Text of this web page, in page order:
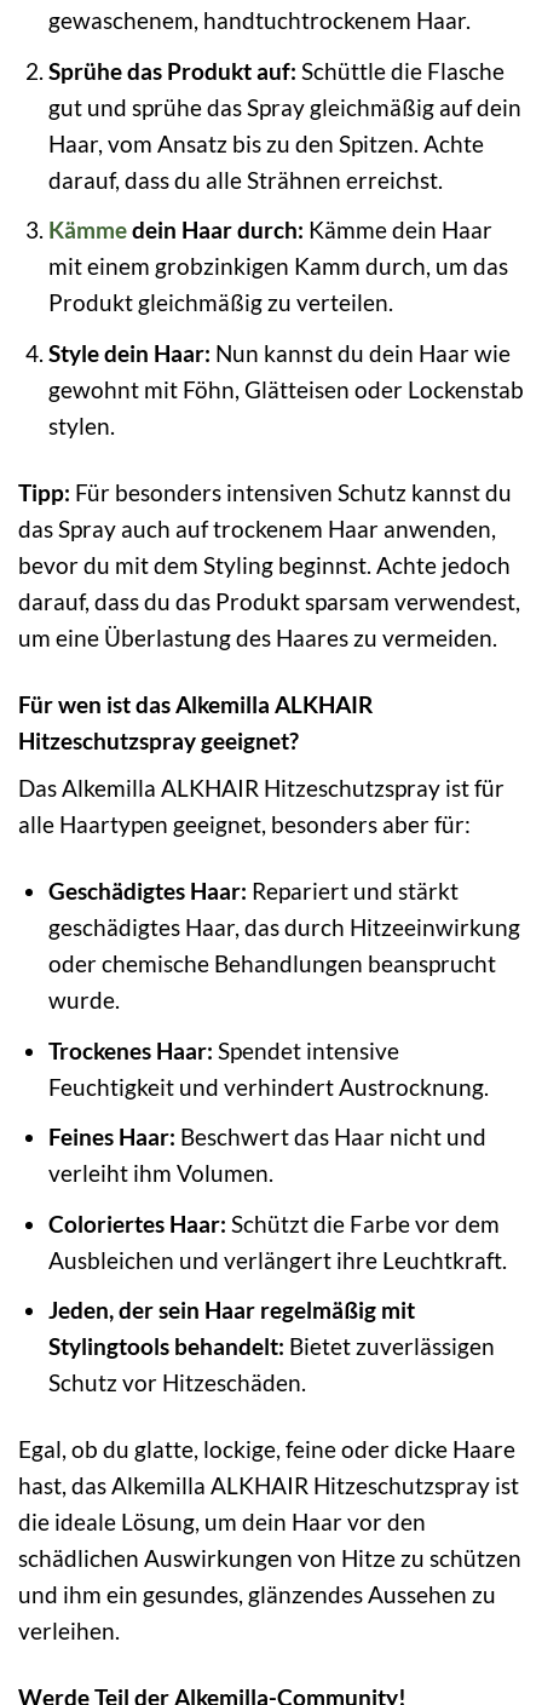
gewaschenem, handtuchtrockenem Haar.
Sprühe das Produkt auf: Schüttle die Flasche
gut und sprühe das Spray gleichmäßig auf dein
Haar, vom Ansatz bis zu den Spitzen. Achte
darauf, dass du alle Strähnen erreichst.
Kämmedein Haar durch: Kämme dein Haar
mit einem grobzinkigen Kamm durch, um das
Produkt gleichmäßig zu verteilen.
Style dein Haar: Nun kannst du dein Haar wie
gewohnt mit Föhn, Glätteisen oder Lockenstab
stylen.
Tipp: Für besonders intensiven Schutz kannst du
das Spray auch auf trockenem Haar anwenden,
bevor du mit dem Styling beginnst. Achte jedoch
darauf, dass du das Produkt sparsam verwendest,
um eine Überlastung des Haares zu vermeiden.
Für wen ist das Alkemilla ALKHAIR
Hitzeschutzspray geeignet?
Das Alkemilla ALKHAIR Hitzeschutzspray ist für
alle Haartypen geeignet, besonders aber für:
Geschädigtes Haar: Repariert und stärkt
geschädigtes Haar, das durch Hitzeeinwirkung
oder chemische Behandlungen beansprucht
wurde.
Trockenes Haar: Spendet intensive
Feuchtigkeit und verhindert Austrocknung.
Feines Haar: Beschwert das Haar nicht und
verleiht ihm Volumen.
Coloriertes Haar: Schützt die Farbe vor dem
Ausbleichen und verlängert ihre Leuchtkraft.
Jeden, der sein Haar regelmäßig mit
Stylingtools behandelt: Bietet zuverlässigen
Schutz vor Hitzeschäden.
Egal, ob du glatte, lockige, feine oder dicke Haare
hast, das Alkemilla ALKHAIR Hitzeschutzspray ist
die ideale Lösung, um dein Haar vor den
schädlichen Auswirkungen von Hitze zu schützen
und ihm ein gesundes, glänzendes Aussehen zu
verleihen.
Werde Teil der Alkemilla-Community!